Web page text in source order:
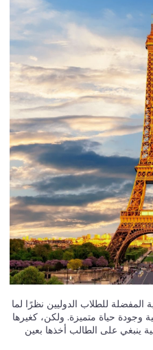
للطلاب الدوليين نظرًا لما
وجودة حياة متميزة. ولكن، كغيرها
ينبغي على الطالب أخذها بعين